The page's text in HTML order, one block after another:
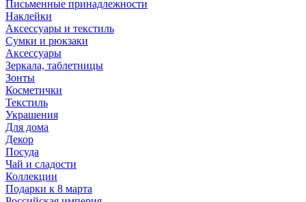
Письменные принадлежности
Наклейки
Аксессуары и текстиль
Сумки и рюкзаки
Аксессуары
Зеркала, таблетницы
Зонты
Косметички
Текстиль
Украшения
Для дома
Декор
Посуда
Чай и сладости
Коллекции
Подарки к 8 марта